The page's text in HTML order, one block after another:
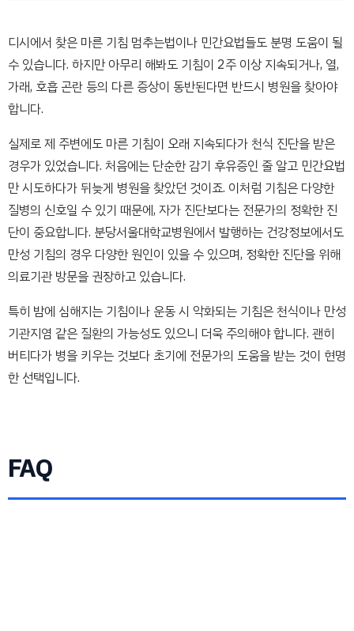
디시에서 찾은 마른 기침 멈추는법이나 민간요법들도 분명 도움이 될
수 있습니다. 하지만 아무리 해봐도 기침이 2주 이상 지속되거나, 열,
가래, 호흡 곤란 등의 다른 증상이 동반된다면 반드시 병원을 찾아야
합니다.
실제로 제 주변에도 마른 기침이 오래 지속되다가 천식 진단을 받은
경우가 있었습니다. 처음에는 단순한 감기 후유증인 줄 알고 민간요법
만 시도하다가 뒤늦게 병원을 찾았던 것이죠. 이처럼 기침은 다양한
질병의 신호일 수 있기 때문에, 자가 진단보다는 전문가의 정확한 진
단이 중요합니다. 분당서울대학교병원에서 발행하는 건강정보에서도
만성 기침의 경우 다양한 원인이 있을 수 있으며, 정확한 진단을 위해
의료기관 방문을 권장하고 있습니다.
특히 밤에 심해지는 기침이나 운동 시 악화되는 기침은 천식이나 만성
기관지염 같은 질환의 가능성도 있으니 더욱 주의해야 합니다. 괜히
버티다가 병을 키우는 것보다 초기에 전문가의 도움을 받는 것이 현명
한 선택입니다.
FAQ